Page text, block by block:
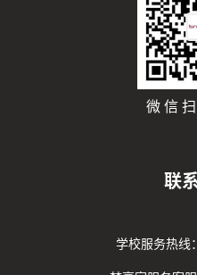
微信
联
学校服务热线